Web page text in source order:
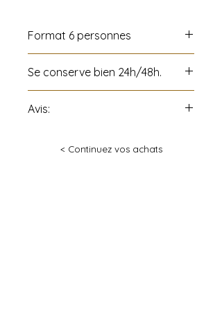
Format 6 personnes
Se conserve bien 24h/48h.
Avis:
Pâtisseries Gaël Vidricaire »
< Continuez vos achats